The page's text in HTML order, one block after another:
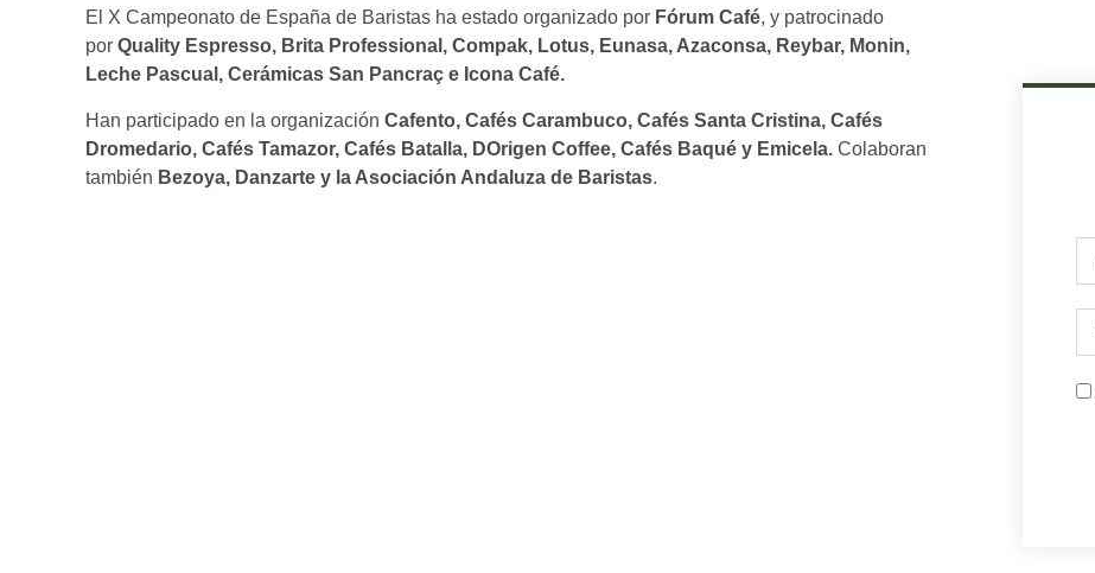
El X Campeonato de España de Baristas ha estado organizado por Fórum Café, y patrocinado
por Quality Espresso, Brita Professional, Compak, Lotus, Eunasa, Azaconsa, Reybar, Monin,
Leche Pascual, Cerámicas San Pancraç e Icona Café.
Han participado en la organización Cafento, Cafés Carambuco, Cafés Santa Cristina, Cafés
Dromedario, Cafés Tamazor, Cafés Batalla, DOrigen Coffee, Cafés Baqué y Emicela. Colaboran
también Bezoya, Danzarte y la Asociación Andaluza de Baristas.